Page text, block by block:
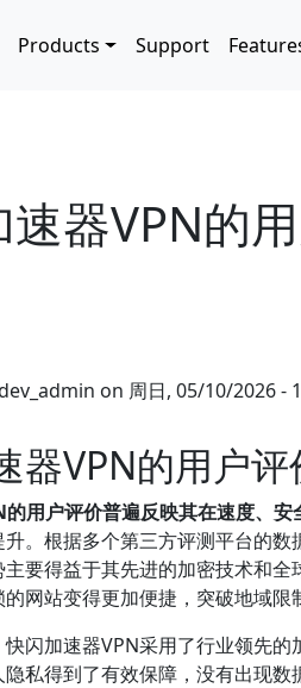
Products Support
器VPN的
on 周日, 05/10/2026 -
器VPN的用户评
用户评价普遍反映其在速度、安
。根据多个第三方评测平台的
要得益于其先进的加密技术和
网站变得更加便捷，突破地域限
闪加速器VPN采用了行业领先
私得到了有效保障，没有出现